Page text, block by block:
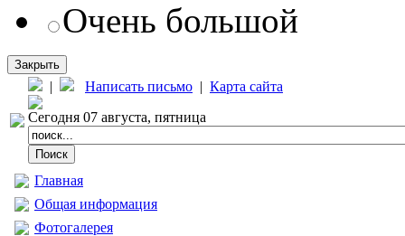
Очень большой
Закрыть
| Написать письмо | Карта сайта
Сегодня 07 августа, пятница
Главная
Общая информация
Фотогалерея